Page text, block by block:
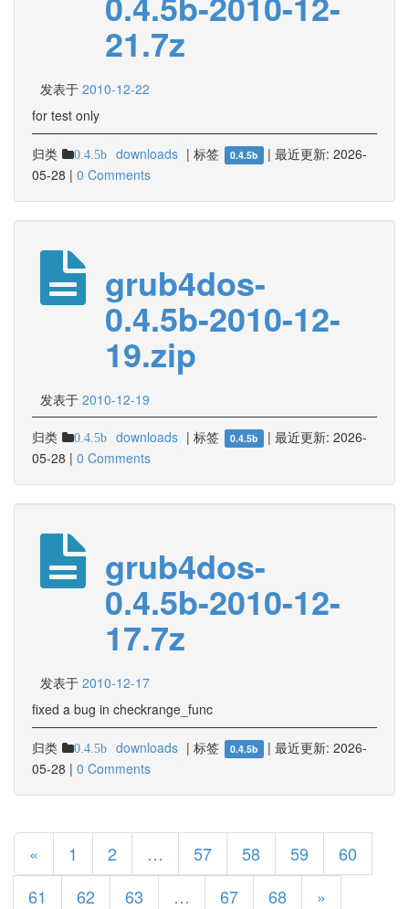
21.7z
发表于 2010-12-22
for test only
归类 0.4.5b downloads | 标签 0.4.5b | 最近更新: 2026-
05-28 | 0 Comments
grub4dos-
0.4.5b-2010-12-
19.zip
发表于 2010-12-19
归类 0.4.5b downloads | 标签 0.4.5b | 最近更新: 2026-
05-28 | 0 Comments
grub4dos-
0.4.5b-2010-12-
17.7z
发表于 2010-12-17
fixed a bug in checkrange_func
归类 0.4.5b downloads | 标签 0.4.5b | 最近更新: 2026-
05-28 | 0 Comments
« 1 2 … 57 58 59
60
61
62 63 … 67 68 »